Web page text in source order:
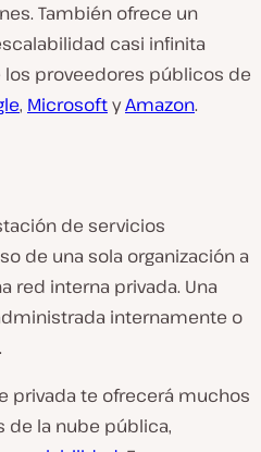
También ofrece un
casi infinita
los proveedores públicos de
, MicrosoftyAmazon.
de servicios
de una sola organización a
red interna privada. Una
internamente o
privada te ofrecerá muchos
la nube pública,